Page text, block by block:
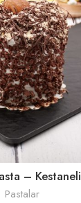
– Kestaneli
Pastalar